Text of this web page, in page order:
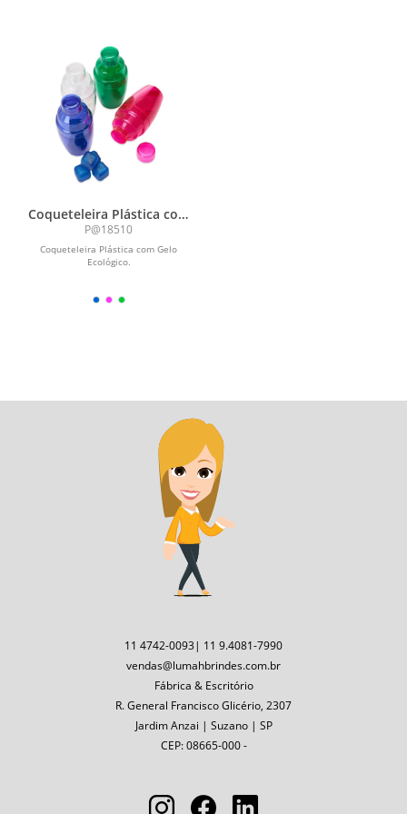
Coqueteleira Plástica com
Gelo Ecológico
P@18510
Coqueteleira Plástica com Gelo
Ecológico.
11 4742-0093| 11 9.4081-7990
vendas@lumahbrindes.com.br
Fábrica & Escritório
R. General Francisco Glicério, 2307
Jardim Anzai | Suzano | SP
CEP: 08665-000 -